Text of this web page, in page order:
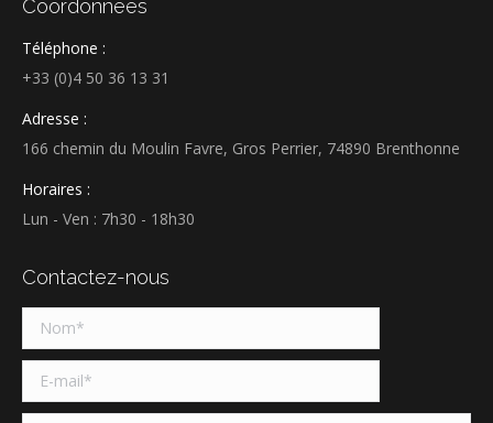
Coordonnées
Téléphone :
+33 (0)4 50 36 13 31
Adresse :
166 chemin du Moulin Favre, Gros Perrier, 74890 Brenthonne
Horaires :
Lun - Ven : 7h30 - 18h30
Contactez-nous